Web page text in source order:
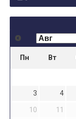
Пн Вт
3
4
10
11